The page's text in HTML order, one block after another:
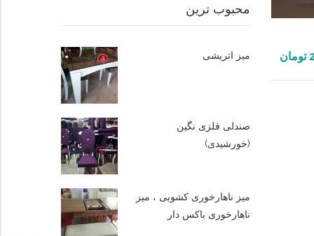
محبوب ترین
میز اتریشی
صندلی فلزی نگین
(خورشیدی)
میز ناهارخوری کشویی ، میز
ناهارخوری باکس دار
تومان